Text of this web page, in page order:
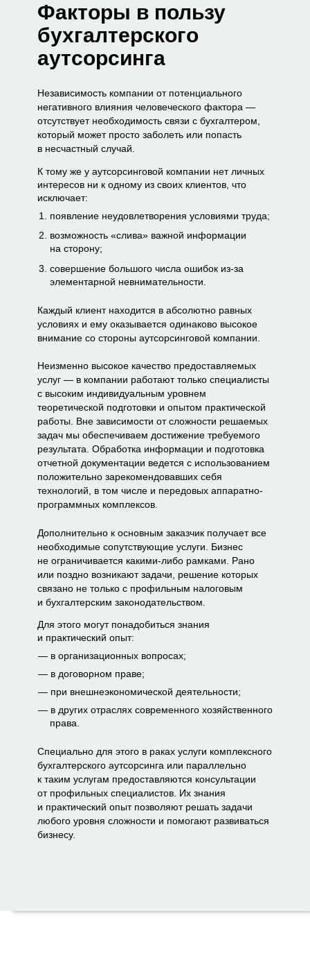
Факторы в пользу
бухгалтерского
аутсорсинга
Независимость компании от потенциального
негативного влияния человеческого фактора —
отсутствует необходимость связи с бухгалтером,
который может просто заболеть или попасть
в несчастный случай.
К тому же у аутсорсинговой компании нет личных
интересов ни к одному из своих клиентов, что
исключает:
появление неудовлетворения условиями труда;
возможность «слива» важной информации
на сторону;
совершение большого числа ошибок из-за
элементарной невнимательности.
Каждый клиент находится в абсолютно равных
условиях и ему оказывается одинаково высокое
внимание со стороны аутсорсинговой компании.
Неизменно высокое качество предоставляемых
услуг — в компании работают только специалисты
с высоким индивидуальным уровнем
теоретической подготовки и опытом практической
работы. Вне зависимости от сложности решаемых
задач мы обеспечиваем достижение требуемого
результата. Обработка информации и подготовка
отчетной документации ведется с использованием
положительно зарекомендовавших себя
технологий, в том числе и передовых аппаратно-
программных комплексов.
Дополнительно к основным заказчик получает все
необходимые сопутствующие услуги. Бизнес
не ограничивается какими-либо рамками. Рано
или поздно возникают задачи, решение которых
связано не только с профильным налоговым
и бухгалтерским законодательством.
Для этого могут понадобиться знания
и практический опыт:
в организационных вопросах;
в договорном праве;
при внешнеэкономической деятельности;
в других отраслях современного хозяйственного
права.
Специально для этого в раках услуги комплексного
бухгалтерского аутсорсинга или параллельно
к таким услугам предоставляются консультации
от профильных специалистов. Их знания
и практический опыт позволяют решать задачи
любого уровня сложности и помогают развиваться
бизнесу.